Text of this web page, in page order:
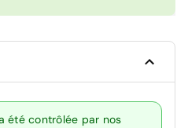
été contrôlée par nos